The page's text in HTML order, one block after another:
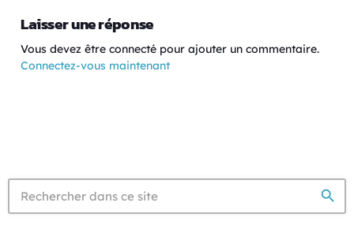
Laisser une réponse
Vous devez être connecté pour ajouter un commentaire.
Connectez-vous maintenant
search